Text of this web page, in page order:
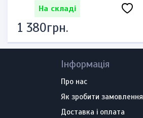
На складі
1 380грн.
Інформація
Про нас
Як зробити замовлення
Доставка і оплата